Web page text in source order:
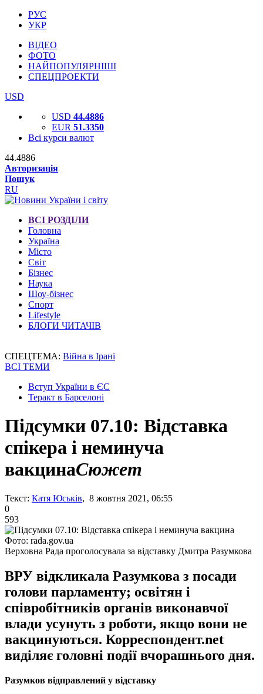
РУС
УКР
ВІДЕО
ФОТО
НАЙПОПУЛЯРНІШІ
СПЕЦПРОЕКТИ
USD
USD 44.4886
EUR 51.3350
Всі курси валют
44.4886
Авторизація
Пошук
RU
ВСІ РОЗДІЛИ
Головна
Україна
Місто
Світ
Бізнес
Наука
Шоу-бізнес
Спорт
Lifestyle
БЛОГИ ЧИТАЧІВ
СПЕЦТЕМА: Війна в Ірані
ВСІ ТЕМИ
Вступ України в ЄС
Теракт в Барселоні
Підсумки 07.10: Відставка
спікера і неминуча
вакцинаСюжет
Текст: Катя Юськів, 8 жовтня 2021, 06:55
0
593
Фото: rada.gov.ua
Верховна Рада проголосувала за відставку Дмитра Разумкова
ВРУ відкликала Разумкова з посади
голови парламенту; освітян і
співробітників органів виконавчої
влади усунуть з роботи, якщо вони не
вакцинуються. Корреспондент.net
виділяє головні події вчорашнього дня.
Разумков відправлений у відставку